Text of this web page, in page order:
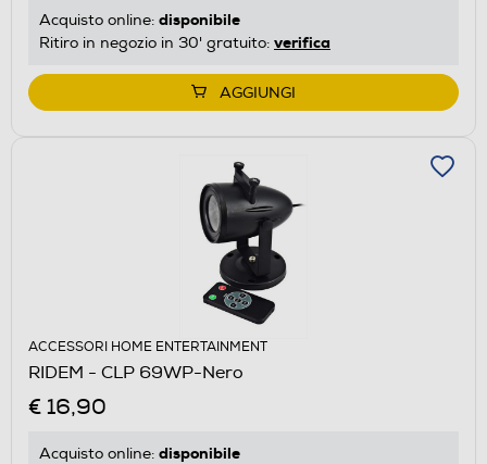
Acquisto online: disponibile
Ritiro in negozio in 30' gratuito: verifica
AGGIUNGI
ACCESSORI HOME ENTERTAINMENT
RIDEM - CLP 69WP-Nero
€ 16,90
Acquisto online: disponibile